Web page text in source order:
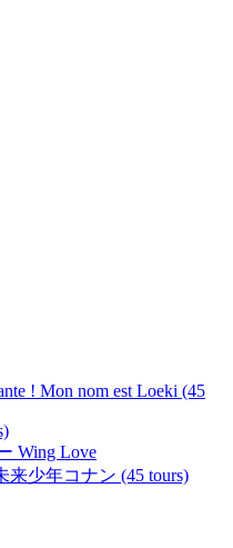
! Mon nom est Loeki (45
Wing Love
来少年コナン (45 tours)